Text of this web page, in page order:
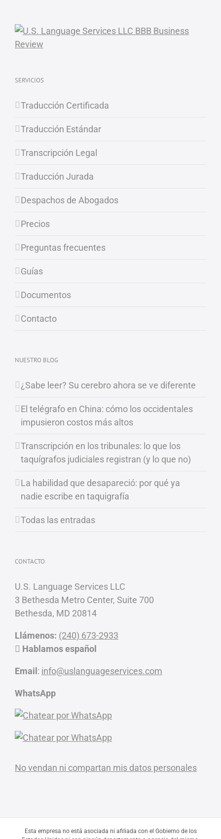
SERVICIOS
Traducción Certificada
Traducción Estándar
Transcripción Legal
Traducción Jurada
Despachos de Abogados
Precios
Preguntas frecuentes
Guías
Documentos
Contacto
NUESTRO BLOG
¿Sabe leer? Su cerebro ahora se ve diferente
El telégrafo en China: cómo los occidentales
impusieron costos más altos
Transcripción en los tribunales: lo que los
taquígrafos judiciales registran (y lo que no)
La habilidad que desapareció: por qué ya
nadie escribe en taquigrafía
Todas las entradas
CONTACTO
U.S. Language Services LLC
3 Bethesda Metro Center, Suite 700
Bethesda, MD 20814
Llámenos: (240) 673-2933
Hablamos español
Email: info@uslanguageservices.com
WhatsApp
No vendan ni compartan mis datos personales
Esta empresa no está asociada ni afiliada con el Gobierno de los